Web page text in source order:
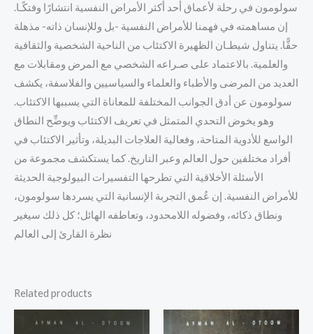
سولومون في رحلة لأعماق أحد أكثر الأمراض النفسية انتشارًا وفتكًـا.
إن مساهمته في فهمنا للأمراض النفسية -بل وللإنسان ذاته- مذهلة
حقًّا. يتناول شيطـان الظهيرة الاكتئاب من الناحية الشخصية والثقافية
والعلمية. بالاعتماد على صـراعه الشخصي مع المرض ومقابلات مع
العديد من المرضى والأطباء والعلماء والسياسيين والفلاسفة، يكشف
سولومون عن أدق الجوانب المختلفة للمعاناة التي يسببها الاكتئاب.
وهو يخوض التحدي المتمثل في تعريف الاكتئاب ويوضِّح النطاق
الواسع للأدوية المتاحة، وفعالية العلاجات البديلة، وتأثير الاكتئاب في
أفراد مختلفين حول العالم وعبر التاريخ. كما يستكشف مجموعة من
الأسئلة الأخلاقية التي تطرحها التفسيرات البيولوجية الحديثة
للأمراض النفسية. إن عُمق التجربة الإنسانية التي يسردها سولومون،
ونطاق ذكائه، وفضوله اللامحدود، وتعاطفه الهائل؛ كل ذلك سيغير
نظرة القارئ إلى العالم
Related products